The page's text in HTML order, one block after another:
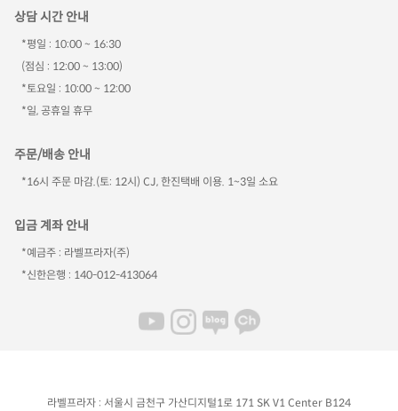
상담 시간 안내
*평일 : 10:00 ~ 16:30
(점심 : 12:00 ~ 13:00)
*토요일 : 10:00 ~ 12:00
*일, 공휴일 휴무
주문/배송 안내
*16시 주문 마감.(토: 12시) CJ, 한진택배 이용. 1~3일 소요
입금 계좌 안내
*예금주 : 라벨프라자(주)
*신한은행 : 140-012-413064
라벨프라자 : 서울시 금천구 가산디지털1로 171 SK V1 Center B124